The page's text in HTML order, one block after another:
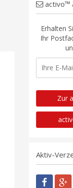
activo™
Erhalten
Ihr
Zur
Aktiv-